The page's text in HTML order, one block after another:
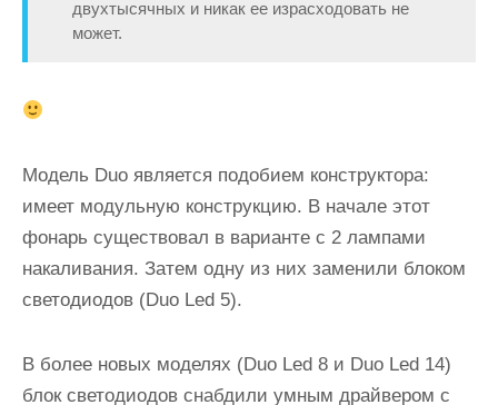
двухтысячных и никак ее израсходовать не
может.
Модель Duo является подобием конструктора:
имеет модульную конструкцию. В начале этот
фонарь существовал в варианте с 2 лампами
накаливания. Затем одну из них заменили блоком
светодиодов (Duo Led 5).
В более новых моделях (Duo Led 8 и Duo Led 14)
блок светодиодов снабдили умным драйвером с